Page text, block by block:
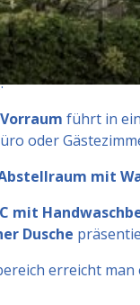
geplante
Vorraum führt in ein
oder
mit
mit
Dusche
erreicht man